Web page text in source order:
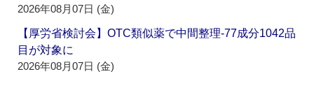
2026年08月07日 (金)
【厚労省検討会】OTC類似薬で中間整理‐77成分1042品
目が対象に
2026年08月07日 (金)